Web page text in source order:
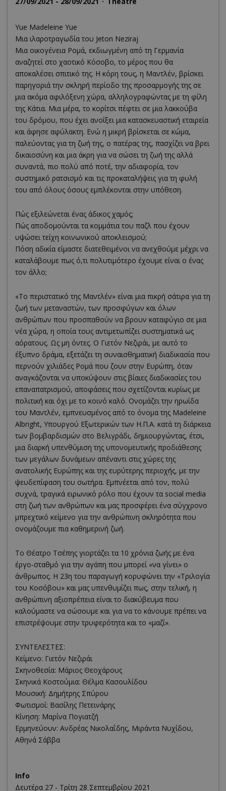
Yue Madeleine Yue
Μια ιλαροτραγωδία του Jeton Neziraj
Μια οικογένεια Ρομά, εκδιωγμένη από τη Γερμανία
αναζητεί στο χαοτικό Κόσοβο, το μέρος που θα
αποκαλέσει σπιτικό της. Η κόρη τους, η Mαντλέν, βρίσκει
παρηγοριά την σκληρή περίοδο της προσαρμογής της σε
μια ακόμα αφιλόξενη χώρα, αλληλογραφώντας με τη φίλη
της Κάτια. Μια μέρα, το κορίτσι πέφτει σε μια λακκούβα
του δρόμου, που έχει ανοίξει μια κατασκευαστική εταιρεία
και άφησε αφύλακτη. Ενώ η μικρή βρίσκεται σε κώμα,
παλεύοντας για τη ζωή της, ο πατέρας της, πασχίζει να βρει
δικαιοσύνη και μια άκρη για να σώσει τη ζωή της αλλά
συναντά, πιο πολύ από ποτέ, την αδιαφορία, τον
συστημικό ρατσισμό και τις προκαταλήψεις για τη φυλή
του από όλους όσους εμπλέκονται στην υπόθεση.
Πώς εξιλεώνεται ένας άδικος χαμός;
Πώς αποδομούνται τα κομμάτια του παζλ που έχουν
υψώσει τείχη κοινωνικού αποκλεισμού;
Πόση αδικία είμαστε διατεθειμένοι να ανεχθούμε μέχρι να
καταλάβουμε πως ό,τι πολυτιμότερο έχουμε είναι ο ένας
τον άλλο;
«Το περιστατικό της Μαντλέν» είναι μια πικρή σάτιρα για τη
ζωή των μεταναστών, των προσφύγων και όλων
ανθρώπων που προσπαθούν να βρουν καταφύγιο σε μια
νέα χώρα, η οποία τους αντιμετωπίζει συστηματικά ως
αόρατους. Ως μη όντες. Ο Γιετόν Νεζιράι, με αυτό το
έξυπνο δράμα, εξετάζει τη συναισθηματική διαδικασία που
περνούν χιλιάδες Ρομά που ζουν στην Ευρώπη, όταν
αναγκάζονται να υποκύψουν στις βίαιες διαδικασίες του
επαναπατρισμού, αποφάσεις που σχετίζονται κυρίως με
πολιτική και όχι με το κοινό καλό. Ονομάζει την ηρωίδα
του Μαντλέν, εμπνευσμένος από το όνομα της Madeleine
Albright, Υπουργού Εξωτερικών των Η.Π.Α. κατά τη διάρκεια
των βομβαρδισμών στο Βελιγράδι, δημιουργώντας, έτσι,
μια διαρκή υπενθύμιση της υπονομευτικής προδιάθεσης
των μεγάλων δυνάμεων απέναντι στις χώρες της
ανατολικής Ευρώπης και της ευρύτερης περιοχής, με την
ψευδεπίφαση του σωτήρα. Εμπνέεται από τον, πολύ
συχνά, τραγικά ειρωνικό ρόλο που έχουν τα social media
στη ζωή των ανθρώπων και μας προσφέρει ένα σύγχρονο
μπρεχτικό κείμενο για την ανθρώπινη σκληρότητα που
ονομάζουμε πια καθημερινή ζωή.
Το Θέατρο Τσέπης γιορτάζει τα 10 χρόνια ζωής με ένα
έργο-σταθμό για την αγάπη που μπορεί «να γίνει» ο
άνθρωπος. Η 23η του παραγωγή κορυφώνει την «Τριλογία
του Κοσόβου» και μας υπενθυμίζει πως, στην τελική, η
ανθρώπινη αξιοπρέπεια είναι το διακύβευμα που
καλούμαστε να σώσουμε και για να το κάνουμε πρέπει να
επιστρέψουμε στην τρυφερότητα και το «μαζί».
ΣΥΝΤΕΛΕΣΤΕΣ:
Κείμενο: Γιετόν Νεζιράι
Σκηνοθεσία: Μάριος Θεοχάρους
Σκηνικά Κοστούμια: Θέλμα Κασουλίδου
Μουσική: Δημήτρης Σπύρου
Φωτισμοί: Βασίλης Πετεινάρης
Κίνηση: Μαρίνα Πογιατζή
Ερμηνεύουν: Ανδρέας Νικολαΐδης, Μιράντα Νυχίδου,
Αθηνά Σάββα
Info
Δευτέρα 27 - Τρίτη 28 Σεπτεμβρίου 2021